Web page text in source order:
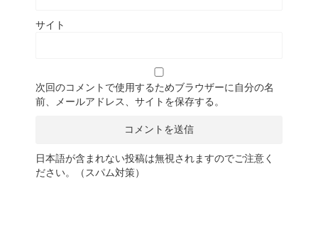
サイト
次回のコメントで使用するためブラウザーに自分の名
前、メールアドレス、サイトを保存する。
日本語が含まれない投稿は無視されますのでご注意く
ださい。（スパム対策）